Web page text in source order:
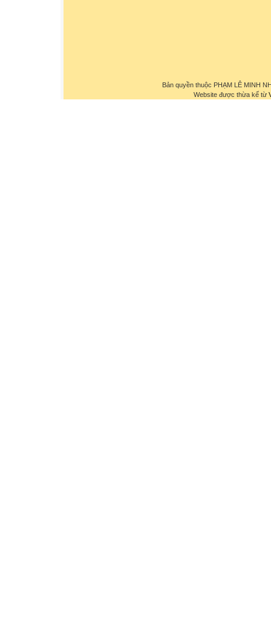
Bản quyền thuộc PHẠM LÊ MINH
Website được thừa kế từ